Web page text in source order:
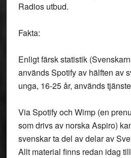
Radios utbud.
Fakta:
Enligt färsk statistik
används Spotify av hälften av
unga, 16-25 år, används
Via Spotify och Wimp (en
som drivs av norska Aspiro)
svenskar ta del av delar av
Allt material finns redan idag